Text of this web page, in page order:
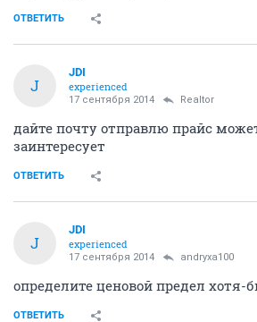
ОТВЕТИТЬ
J
JDI
experienced
17 сентября 2014 Realtor
дайте почту отправлю прайс
заинтересует
ОТВЕТИТЬ
J
JDI
experienced
17 сентября 2014 andryxa100
определите ценовой предел хотя-
ОТВЕТИТЬ